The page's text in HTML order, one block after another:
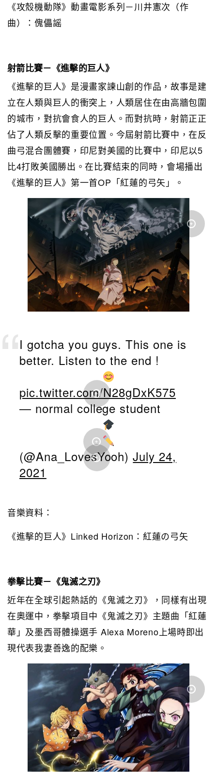
《攻殼機動隊》動畫電影系列－川井憲次（作
曲）：傀儡謡
射箭比賽－《進擊的巨人》
《進擊的巨人》是漫畫家諫山創的作品，故事是建
立在人類與巨人的衝突上，人類居住在由高牆包圍
的城市，對抗會食人的巨人。而對抗時，射箭正正
佔了人類反擊的重要位置。今屆射箭比賽中，在反
曲弓混合團體賽，印尼對美國的比賽中，印尼以5
比4打敗美國勝出。在比賽結束的同時，會場播出
《進擊的巨人》第一首OP「紅蓮的弓矢」。
I gotcha you guys. This one is
better. Listen to the end !
pic.twitter.com/N28gDxK575
— normal college student
(@Ana_LovesYooh)July 24,
2021
音樂資料：
《進擊的巨人》Linked Horizon：紅蓮の弓矢
拳擊比賽－《鬼滅之刃》
近年在全球引起熱話的《鬼滅之刃》，同樣有出現
在奧運中，拳擊項目中《鬼滅之刃》主題曲「紅蓮
華」及墨西哥體操選手 Alexa Moreno上場時即出
現代表我妻善逸的配樂。